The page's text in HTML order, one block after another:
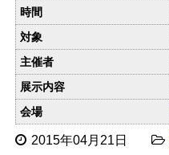
時間
対象
主催者
展示内容
会場
2015年04月21日